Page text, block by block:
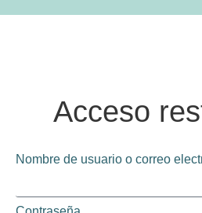
Acceso
Nombre de usuario o correo